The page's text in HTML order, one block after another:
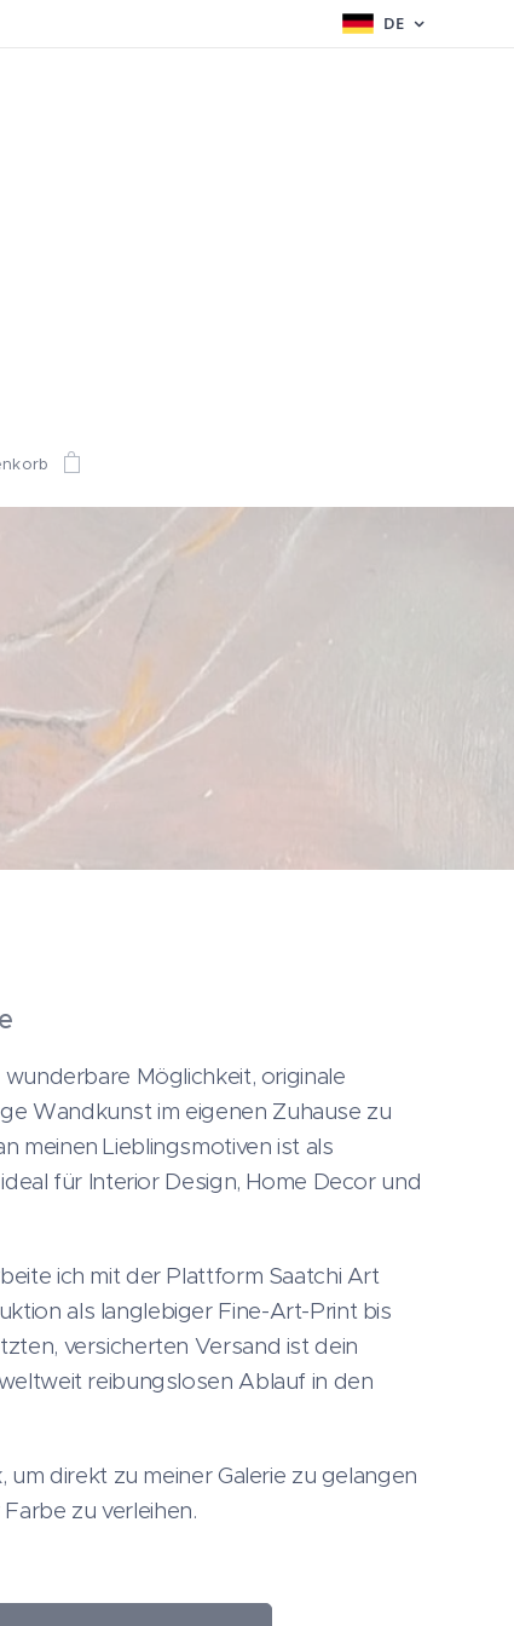
DE
Möglichkeit, originale
Wandkunst im eigenen Zuhause zu
meinen Lieblingsmotiven ist als
für Interior Design, Home Decor und
ich mit der Plattform Saatchi Art
als langlebiger Fine-Art-Print bis
versicherten Versand ist dein
reibungslosen Ablauf in den
um direkt zu meiner Galerie zu gelangen
zu verleihen.